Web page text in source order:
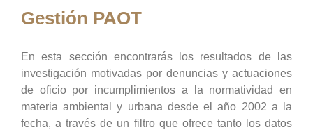
Gestión PAOT
En esta sección encontrarás los resultados de las
investigación motivadas por denuncias y actuaciones
de oficio por incumplimientos a la normatividad en
materia ambiental y urbana desde el año 2002 a la
fecha, a través de un filtro que ofrece tanto los datos